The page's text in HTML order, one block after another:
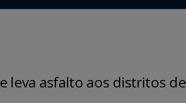
leva asfalto aos distritos de